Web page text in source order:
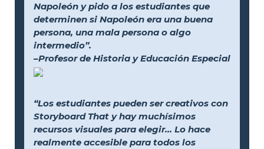
Napoleón y pido a los estudiantes que
determinen si Napoleón era una buena
persona, una mala persona o algo
intermedio”.
–Profesor de Historia y Educación Especial
“Los estudiantes pueden ser creativos con
Storyboard That y hay muchísimos
recursos visuales para elegir... Lo hace
realmente accesible para todos los